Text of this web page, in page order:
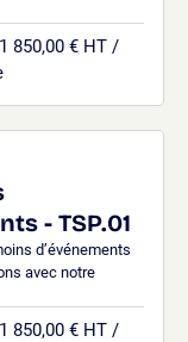
850,00 € HT /
- TSP.01
d’événements
avec notre
850,00 € HT /